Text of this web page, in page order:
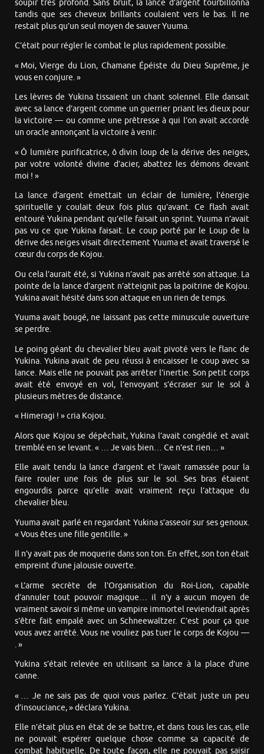
soupir très profond. Sans bruit, la lance d’argent tourbillonna
tandis que ses cheveux brillants coulaient vers le bas. Il ne
restait plus qu’un seul moyen de sauver Yuuma.
C’était pour régler le combat le plus rapidement possible.
« Moi, Vierge du Lion, Chamane Épéiste du Dieu Suprême, je
vous en conjure. »
Les lèvres de Yukina tissaient un chant solennel. Elle dansait
avec sa lance d’argent comme un guerrier priant les dieux pour
la victoire — ou comme une prêtresse à qui l’on avait accordé
un oracle annonçant la victoire à venir.
« Ô lumière purificatrice, ô divin loup de la dérive des neiges,
par votre volonté divine d’acier, abattez les démons devant
moi ! »
La lance d’argent émettait un éclair de lumière, l’énergie
spirituelle y coulait deux fois plus qu’avant. Ce flash avait
entouré Yukina pendant qu’elle faisait un sprint. Yuuma n’avait
pas vu ce que Yukina faisait. Le coup porté par le Loup de la
dérive des neiges visait directement Yuuma et avait traversé le
cœur du corps de Kojou.
Ou cela l’aurait été, si Yukina n’avait pas arrêté son attaque. La
pointe de la lance d’argent n’atteignit pas la poitrine de Kojou.
Yukina avait hésité dans son attaque en un rien de temps.
Yuuma avait bougé, ne laissant pas cette minuscule ouverture
se perdre.
Le poing géant du chevalier bleu avait pivoté vers le flanc de
Yukina. Yukina avait de peu réussi à encaisser le coup avec sa
lance. Mais elle ne pouvait pas arrêter l’inertie. Son petit corps
avait été envoyé en vol, l’envoyant s’écraser sur le sol à
plusieurs mètres de distance.
« Himeragi ! » cria Kojou.
Alors que Kojou se dépêchait, Yukina l’avait congédié et avait
tremblé en se levant. « … Je vais bien… Ce n’est rien… »
Elle avait tendu la lance d’argent et l’avait ramassée pour la
faire rouler une fois de plus sur le sol. Ses bras étaient
engourdis parce qu’elle avait vraiment reçu l’attaque du
chevalier bleu.
Yuuma avait parlé en regardant Yukina s’asseoir sur ses genoux.
« Vous êtes une fille gentille. »
Il n’y avait pas de moquerie dans son ton. En effet, son ton était
empreint d’une jalousie ouverte.
« L’arme secrète de l’Organisation du Roi-Lion, capable
d’annuler tout pouvoir magique… il n’y a aucun moyen de
vraiment savoir si même un vampire immortel reviendrait après
s’être fait empalé avec un Schneewaltzer. C’est pour ça que
vous avez arrêté. Vous ne vouliez pas tuer le corps de Kojou —
. »
Yukina s’était relevée en utilisant sa lance à la place d’une
canne.
« … Je ne sais pas de quoi vous parlez. C’était juste un peu
d’insouciance, » déclara Yukina.
Elle n’était plus en état de se battre, et dans tous les cas, elle
ne pouvait espérer quelque chose comme sa capacité de
combat habituelle. De toute façon, elle ne pouvait pas saisir